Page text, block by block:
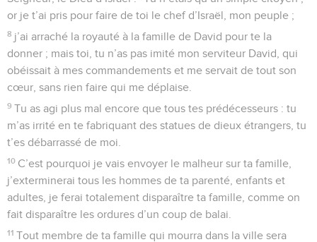
or je t’ai pris pour faire de toi le chef d’Israël, mon peuple ;
8 j’ai arraché la royauté à la famille de David pour te la
donner ; mais toi, tu n’as pas imité mon serviteur David, qui
obéissait à mes commandements et me servait de tout son
cœur, sans rien faire qui me déplaise.
9 Tu as agi plus mal encore que tous tes prédécesseurs : tu
m’as irrité en te fabriquant des statues de dieux étrangers, tu
t’es débarrassé de moi.
10 C’est pourquoi je vais envoyer le malheur sur ta famille,
j’exterminerai tous les hommes de ta parenté, enfants et
adultes, je ferai totalement disparaître ta famille, comme on
fait disparaître les ordures d’un coup de balai.
11 Tout membre de ta famille qui mourra dans la ville sera